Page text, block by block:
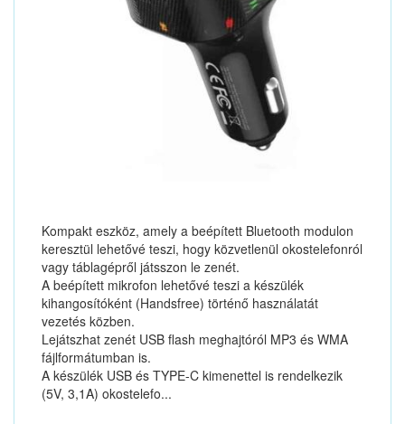
Kompakt eszköz, amely a beépített Bluetooth modulon
keresztül lehetővé teszi, hogy közvetlenül okostelefonról
vagy táblagépről játsszon le zenét.
A beépített mikrofon lehetővé teszi a készülék
kihangosítóként (Handsfree) történő használatát
vezetés közben.
Lejátszhat zenét USB flash meghajtóról MP3 és WMA
fájlformátumban is.
A készülék USB és TYPE-C kimenettel is rendelkezik
(5V, 3,1A) okostelefo...